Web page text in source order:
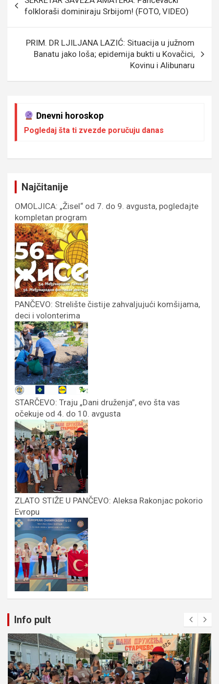
o
k
e
er
p
p
чланка
folkloraši dominiraju Srbijom! (FOTO, VIDEO)
PRIM. DR LJILJANA LAZIĆ: Situacija u južnom
Banatu jako loša; epidemija bukti u Kovačici,
Kovinu i Alibunaru
Dnevni horoskop
Pogledaj šta ti zvezde poručuju danas
Najčitanije
OMOLJICA: „Žisel“ od 7. do 9. avgusta, pogledajte
kompletan program
PANČEVO: Strelište čistije zahvaljujući komšijama,
deci i volonterima
STARČEVO: Traju „Dani druženja”, evo šta vas
očekuje od 4. do 10. avgusta
ZLATO STIŽE U PANČEVO: Aleksa Rakonjac pokorio
Evropu
Info pult